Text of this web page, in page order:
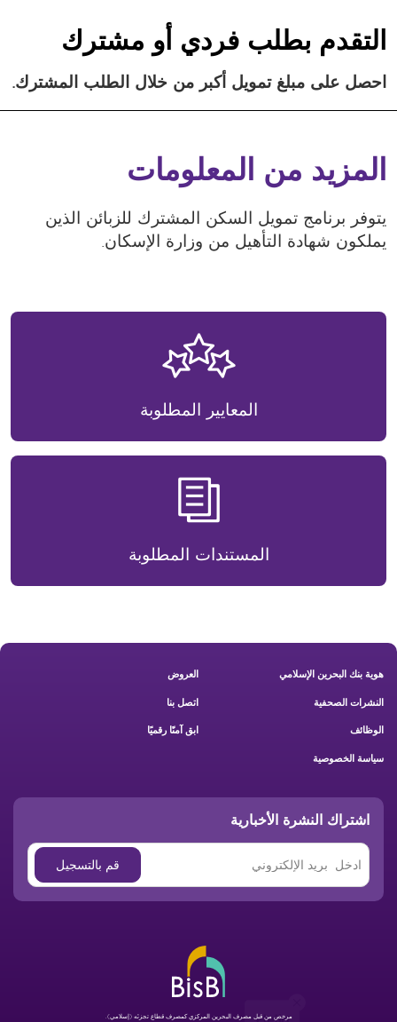
التقدم بطلب فردي أو مشترك
احصل على مبلغ تمويل أكبر من خلال الطلب المشترك.
المزيد من المعلومات
يتوفر برنامج تمويل السكن المشترك للزبائن الذين
يملكون شهادة التأهيل من وزارة الإسكان.
المعايير المطلوبة
المستندات المطلوبة
Footer New
هوية بنك البحرين الإسلامي العروض
النشرات الصحفية اتصل بنا
الوظائف ابق آمنًا رقميًا
سياسة الخصوصية
اشتراك النشرة الأخبارية
مرخص من قبل مصرف البحرين المركزي كمصرف قطاع تجزئه (إسلامي).
Hello